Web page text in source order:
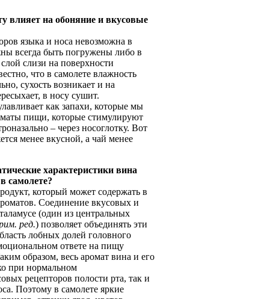
влияет на обоняние и вкусовые
языка и носа невозможна в
всегда быть погружены либо в
слизи на поверхности
что в самолете влажность
сухость возникает и на
в носу сушит.
как запахи, которые мы
пищи, которые стимулируют
– через носоглотку. Вот
менее вкусной, а чай менее
характеристики вина
самолете?
который может содержать в
Соединение вкусовых и
(один из центральных
ред.) позволяет объединять эти
лобных долей головного
ответе на пищу
образом, весь аромат вина и его
при нормальном
рецепторов полости рта, так и
Поэтому в самолете яркие